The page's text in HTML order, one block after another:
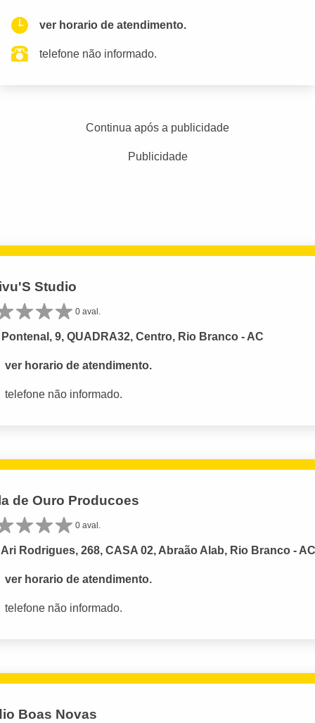
ver horario de atendimento.
telefone não informado.
Continua após a publicidade
Publicidade
Studio
0 aval.
9, QUADRA32, Centro, Rio Branco - AC
ver horario de atendimento.
telefone não informado.
de Ouro Producoes
0 aval.
Rodrigues, 268, CASA 02, Abraão Alab, Rio Branco - AC
ver horario de atendimento.
telefone não informado.
Boas Novas